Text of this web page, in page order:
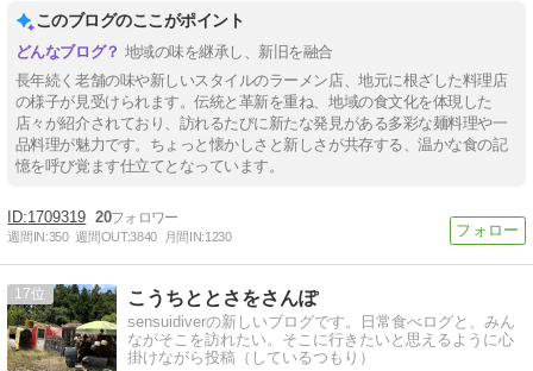
このブログのここがポイント
地域の味を継承し、新旧を融合
長年続く老舗の味や新しいスタイルのラーメン店、地元に根ざした料理店
の様子が見受けられます。伝統と革新を重ね、地域の食文化を体現した
店々が紹介されており、訪れるたびに新たな発見がある多彩な麺料理や一
品料理が魅力です。ちょっと懐かしさと新しさが共存する、温かな食の記
憶を呼び覚ます仕立てとなっています。
1709319 20
週間IN:350 週間OUT:3840 月間IN:1230
17 こうちととさをさんぽ
sensuidiverの新しいブログです。日常食べログと、みん
ながそこを訪れたい。そこに行きたいと思えるように心
掛けながら投稿（しているつもり）